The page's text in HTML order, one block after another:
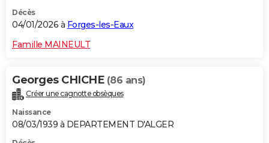
Décès
04/01/2026 à Forges-les-Eaux
Famille MAINEULT
Georges CHICHE (86 ans)
Créer une cagnotte obsèques
Naissance
08/03/1939 à DEPARTEMENT D'ALGER